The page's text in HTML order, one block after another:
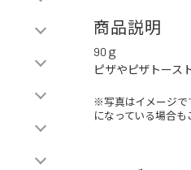
商品説明
90ｇ
ピザやピザトース
※写真はイメージで
になっている場合